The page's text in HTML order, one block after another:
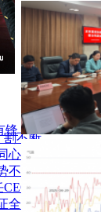
锋
割不断、
心筑梦共
不可阻挡
CEO陈磊
全球动起